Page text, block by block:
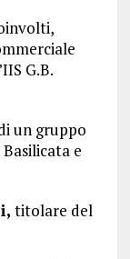
G.B.
un gruppo
e
titolare del